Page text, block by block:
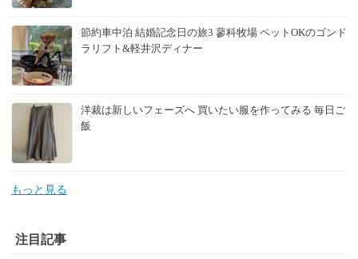
節約車中泊 結婚記念日の旅3 蓼科牧場 ペットOKのゴンド
ラリフト&軽井沢ディナー
洋裁は新しいフェーズへ 買いたい服を作ってみる 毎日ご
飯
もっと見る
注目記事